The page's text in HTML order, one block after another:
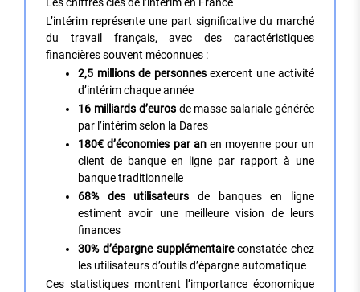
Les chiffres clés de l’intérim en France
L’intérim représente une part significative du marché
du travail français, avec des caractéristiques
financières souvent méconnues :
2,5 millions de personnesexercent une activité
d’intérim chaque année
16 milliards d’eurosde masse salariale générée
par l’intérim selon la Dares
180€ d’économies par anen moyenne pour un
client de banque en ligne par rapport à une
banque traditionnelle
68% des utilisateurs de banques en ligne
estiment avoir une meilleure vision de leurs
finances
30% d’épargne supplémentaireconstatée chez
les utilisateurs d’outils d’épargne automatique
Ces statistiques montrent l’importance économique